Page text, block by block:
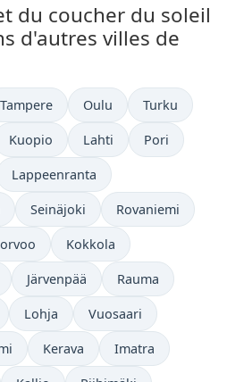
du coucher du soleil
d'autres villes de
Tampere Oulu Turku
Kuopio Lahti Pori
Lappeenranta
Seinäjoki Rovaniemi
Kokkola
Järvenpää Rauma
Lohja Vuosaari
Kerava Imatra